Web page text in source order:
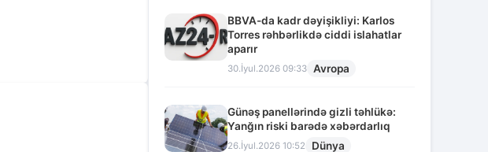
BBVA-da kadr dəyişikliyi: Karlos
Torres rəhbərlikdə ciddi islahatlar
aparır
30.İyul.2026 09:33 Avropa
Günəş panellərində gizli təhlükə:
Yanğın riski barədə xəbərdarlıq
26.İyul.2026 10:52 Dünya